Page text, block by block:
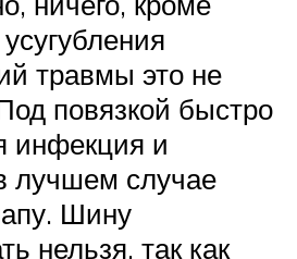
травмы это не
повязкой быстро
инфекция и
лучшем случае
Шину
нельзя, так как